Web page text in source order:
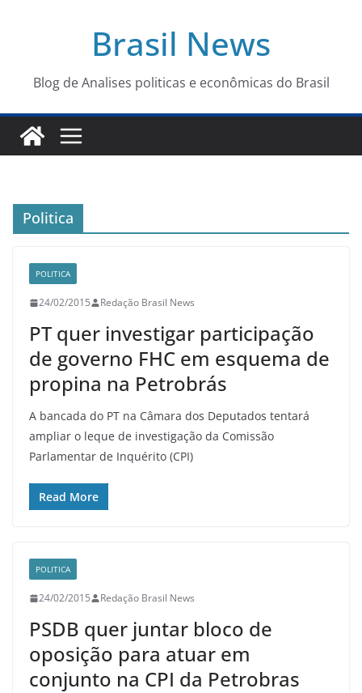
conteúdo
Brasil News
Blog de Analises politicas e econômicas do Brasil
Politica
POLITICA
24/02/2015 Redação Brasil News
PT quer investigar participação
de governo FHC em esquema de
propina na Petrobrás
A bancada do PT na Câmara dos Deputados tentará
ampliar o leque de investigação da Comissão
Parlamentar de Inquérito (CPI)
Read More
POLITICA
24/02/2015 Redação Brasil News
PSDB quer juntar bloco de
oposição para atuar em
conjunto na CPI da Petrobras